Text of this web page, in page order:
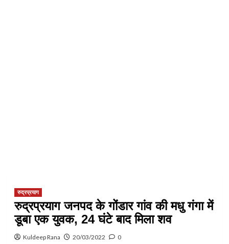
रुद्रप्रयाग
रुद्रप्रयाग जनपद के गोंडार गांव की मधु गंगा में
डूबा एक युवक, 24 घंटे बाद मिला शव
Kuldeep Rana 20/03/2022 0